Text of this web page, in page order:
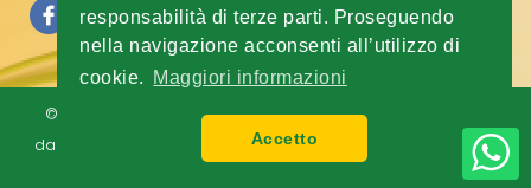
responsabilità di terze parti. Proseguendo
nella navigazione acconsenti all’utilizzo di
cookie.
Maggiori informazioni
Accetto
© 2024 All rights reservedFiorilandia| Sito realizzato
dall'
Agenzia Web Revolution Milano
Privacy E Cookie